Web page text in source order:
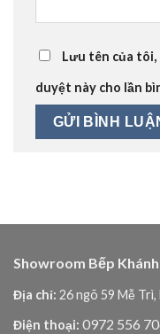
Lưu tên của
duyệt này cho lần
Showroom Bếp
Địa chỉ: 26 ngõ 59 Mễ Trì,
Điện thoại: 0972 556